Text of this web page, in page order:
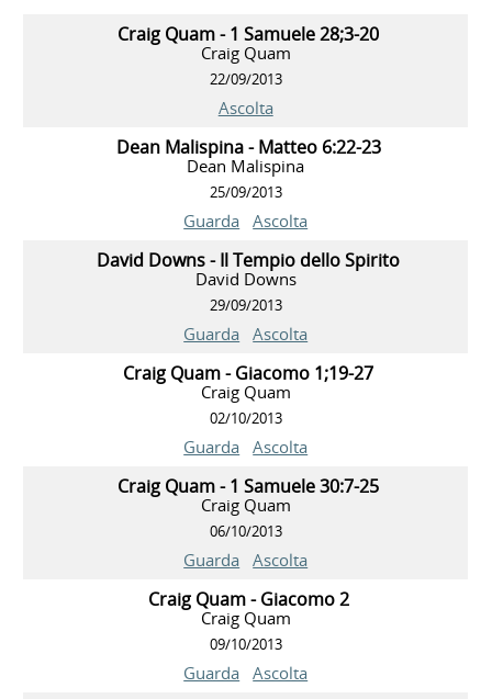
Craig Quam - 1 Samuele 28;3-20
Craig Quam
22/09/2013
Ascolta
Dean Malispina - Matteo 6:22-23
Dean Malispina
25/09/2013
Guarda Ascolta
David Downs - Il Tempio dello Spirito
David Downs
29/09/2013
Guarda Ascolta
Craig Quam - Giacomo 1;19-27
Craig Quam
02/10/2013
Guarda Ascolta
Craig Quam - 1 Samuele 30:7-25
Craig Quam
06/10/2013
Guarda Ascolta
Craig Quam - Giacomo 2
Craig Quam
09/10/2013
Guarda Ascolta